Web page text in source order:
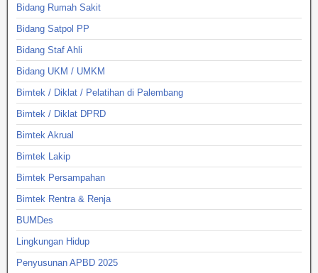
Bidang Rumah Sakit
Bidang Satpol PP
Bidang Staf Ahli
Bidang UKM / UMKM
Bimtek / Diklat / Pelatihan di Palembang
Bimtek / Diklat DPRD
Bimtek Akrual
Bimtek Lakip
Bimtek Persampahan
Bimtek Rentra & Renja
BUMDes
Lingkungan Hidup
Penyusunan APBD 2025